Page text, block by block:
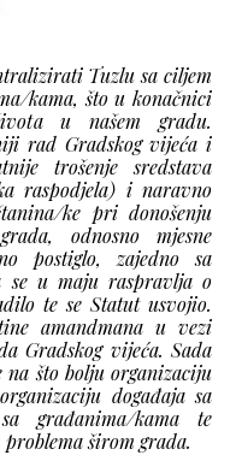
Tuzlu sa ciljem
kama, što u konačnici
u našem gradu.
rad Gradskog vijeća i
trošenje sredstava
raspodjela) i naravno
ke pri donošenju
odnosno mjesne
postiglo, zajedno sa
se u maju raspravlja o
te se Statut usvojio.
amandmana u vezi
Gradskog vijeća. Sada
na što bolju organizaciju
događaja sa
građanima/kama te
širom grada.